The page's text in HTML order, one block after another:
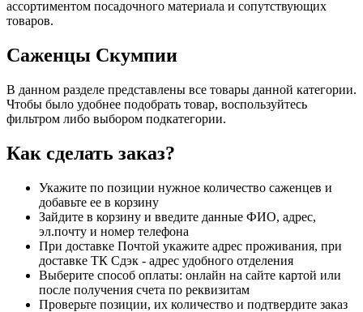
ассортиментом посадочного материала и сопутствующих
товаров.
Саженцы Скумпии
В данном разделе представлены все товары данной категории.
Чтобы было удобнее подобрать товар, воспользуйтесь
фильтром либо выбором подкатегории.
Как сделать заказ?
Укажите по позиции нужное количество саженцев и
добавьте ее в корзину
Зайдите в корзину и введите данные ФИО, адрес,
эл.почту и номер телефона
При доставке Почтой укажите адрес проживания, при
доставке ТК Сдэк - адрес удобного отделения
Выберите способ оплаты: онлайн на сайте картой или
после получения счета по реквизитам
Проверьте позиции, их количество и подтвердите заказ